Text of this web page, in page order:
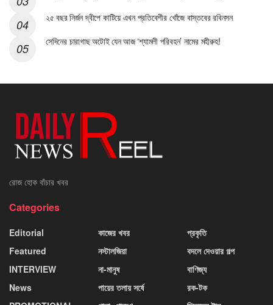
২৫ বছর নির্জন দ্বীপে কাটিয়ে এখন প্রতিবেশীর খোঁজে বাস্তবের রবিনসন
সেদিনের চারাগাছ অটোই যেন আজ ‘শ্যামলী পরিবহন’ নামের মহীরুহ!
রোজ হোক বাঁচার খবর
Categories
Editorial
Featured
INTERVIEW
News
কাজের খবর
নস্টালজিয়া
না-মানুষ
পায়ের তলায় সর্ষে
প্রকৃতি
বদলে দেওয়ার গল্প
বাণিজ্য
রক-টক